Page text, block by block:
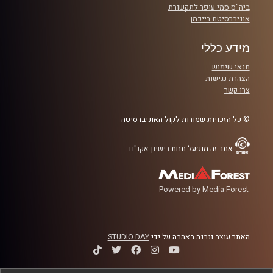
ביה"ס סמי עופר לתקשורת
אוניברסיטת רייכמן
מידע כללי
תנאי שימוש
הצהרת נגישות
צרו קשר
© כל הזכויות שמורות לקול האוניברסיטה
אתר זה מופעל תחת רישיון אקו"ם
Powered by Media Forest
האתר עוצב ונבנה באהבה על ידיSTUDIO DAY